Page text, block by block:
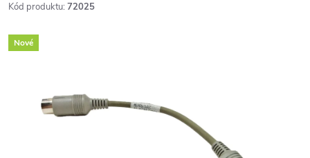
Kód produktu: 72025
Nové